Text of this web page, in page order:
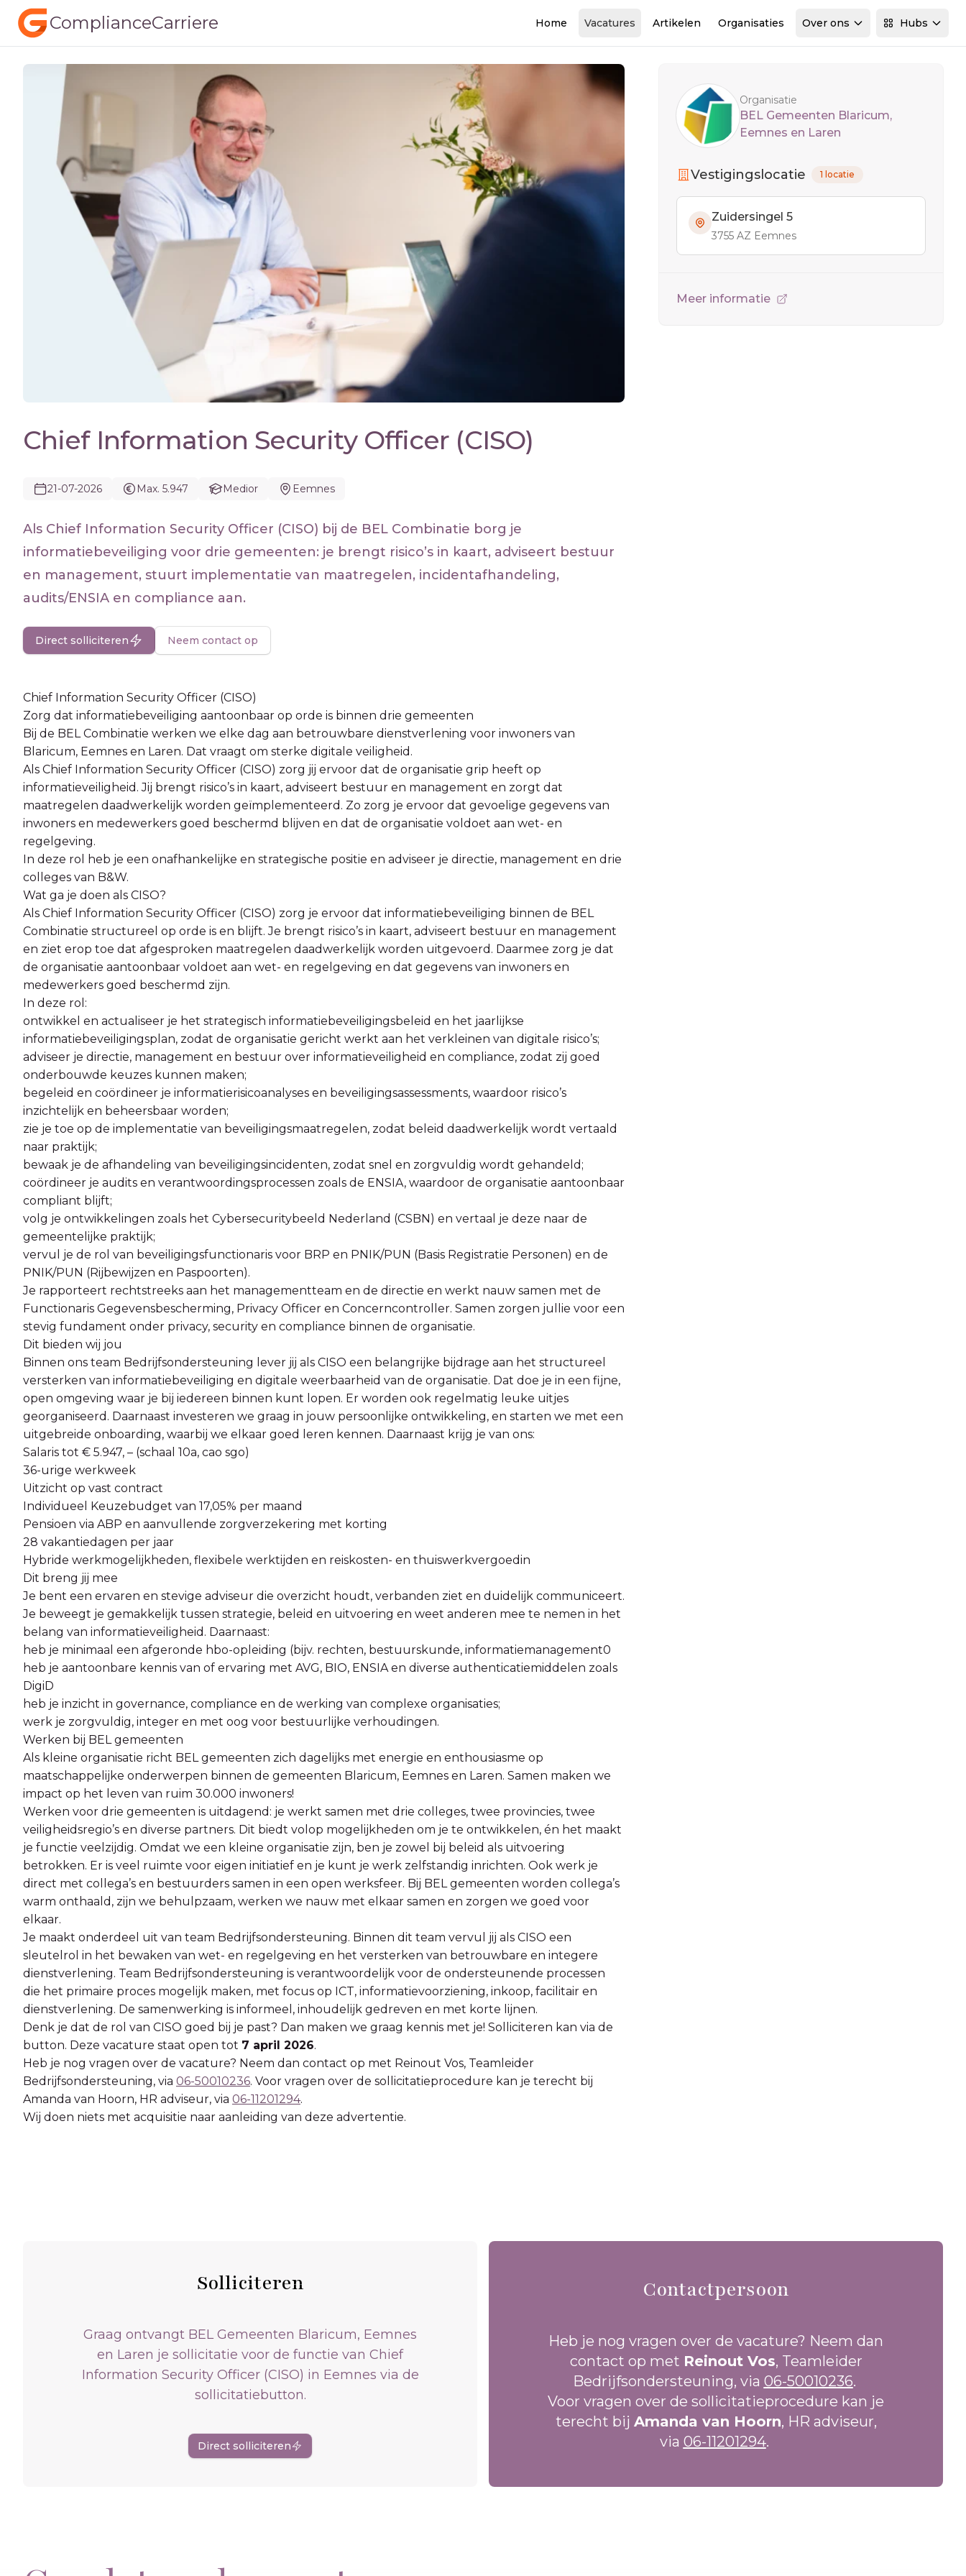
ComplianceCarriere Home Vacatures Artikelen Organisaties Over ons Hubs
Chief Information Security Officer (CISO)
21-07-2026 Max. 5.947 Medior Eemnes
Als Chief Information Security Officer (CISO) bij de BEL Combinatie borg je
informatiebeveiliging voor drie gemeenten: je brengt risico’s in kaart, adviseert bestuur
en management, stuurt implementatie van maatregelen, incidentafhandeling,
audits/ENSIA en compliance aan.
Direct solliciteren Neem contact op
Chief Information Security Officer (CISO)
Zorg dat informatiebeveiliging aantoonbaar op orde is binnen drie gemeenten
Bij de BEL Combinatie werken we elke dag aan betrouwbare dienstverlening voor inwoners van
Blaricum, Eemnes en Laren. Dat vraagt om sterke digitale veiligheid.
Als Chief Information Security Officer (CISO) zorg jij ervoor dat de organisatie grip heeft op
informatieveiligheid. Jij brengt risico’s in kaart, adviseert bestuur en management en zorgt dat
maatregelen daadwerkelijk worden geïmplementeerd. Zo zorg je ervoor dat gevoelige gegevens van
inwoners en medewerkers goed beschermd blijven en dat de organisatie voldoet aan wet- en
regelgeving.
In deze rol heb je een onafhankelijke en strategische positie en adviseer je directie, management en drie
colleges van B&W.
Wat ga je doen als CISO?
Als Chief Information Security Officer (CISO) zorg je ervoor dat informatiebeveiliging binnen de BEL
Combinatie structureel op orde is en blijft. Je brengt risico’s in kaart, adviseert bestuur en management
en ziet erop toe dat afgesproken maatregelen daadwerkelijk worden uitgevoerd. Daarmee zorg je dat
de organisatie aantoonbaar voldoet aan wet- en regelgeving en dat gegevens van inwoners en
medewerkers goed beschermd zijn.
In deze rol:
ontwikkel en actualiseer je het strategisch informatiebeveiligingsbeleid en het jaarlijkse
informatiebeveiligingsplan, zodat de organisatie gericht werkt aan het verkleinen van digitale risico’s;
adviseer je directie, management en bestuur over informatieveiligheid en compliance, zodat zij goed
onderbouwde keuzes kunnen maken;
begeleid en coördineer je informatierisicoanalyses en beveiligingsassessments, waardoor risico’s
inzichtelijk en beheersbaar worden;
zie je toe op de implementatie van beveiligingsmaatregelen, zodat beleid daadwerkelijk wordt vertaald
naar praktijk;
bewaak je de afhandeling van beveiligingsincidenten, zodat snel en zorgvuldig wordt gehandeld;
coördineer je audits en verantwoordingsprocessen zoals de ENSIA, waardoor de organisatie aantoonbaar
compliant blijft;
volg je ontwikkelingen zoals het Cybersecuritybeeld Nederland (CSBN) en vertaal je deze naar de
gemeentelijke praktijk;
vervul je de rol van beveiligingsfunctionaris voor BRP en PNIK/PUN (Basis Registratie Personen) en de
PNIK/PUN (Rijbewijzen en Paspoorten).
Je rapporteert rechtstreeks aan het managementteam en de directie en werkt nauw samen met de
Functionaris Gegevensbescherming, Privacy Officer en Concerncontroller. Samen zorgen jullie voor een
stevig fundament onder privacy, security en compliance binnen de organisatie.
Dit bieden wij jou
Binnen ons team Bedrijfsondersteuning lever jij als CISO een belangrijke bijdrage aan het structureel
versterken van informatiebeveiliging en digitale weerbaarheid van de organisatie. Dat doe je in een fijne,
open omgeving waar je bij iedereen binnen kunt lopen. Er worden ook regelmatig leuke uitjes
georganiseerd. Daarnaast investeren we graag in jouw persoonlijke ontwikkeling, en starten we met een
uitgebreide onboarding, waarbij we elkaar goed leren kennen. Daarnaast krijg je van ons:
Salaris tot € 5.947, – (schaal 10a, cao sgo)
36-urige werkweek
Uitzicht op vast contract
Individueel Keuzebudget van 17,05% per maand
Pensioen via ABP en aanvullende zorgverzekering met korting
28 vakantiedagen per jaar
Hybride werkmogelijkheden, flexibele werktijden en reiskosten- en thuiswerkvergoedin
Dit breng jij mee
Je bent een ervaren en stevige adviseur die overzicht houdt, verbanden ziet en duidelijk communiceert.
Je beweegt je gemakkelijk tussen strategie, beleid en uitvoering en weet anderen mee te nemen in het
belang van informatieveiligheid. Daarnaast:
heb je minimaal een afgeronde hbo-opleiding (bijv. rechten, bestuurskunde, informatiemanagement0
heb je aantoonbare kennis van of ervaring met AVG, BIO, ENSIA en diverse authenticatiemiddelen zoals
DigiD
heb je inzicht in governance, compliance en de werking van complexe organisaties;
werk je zorgvuldig, integer en met oog voor bestuurlijke verhoudingen.
Werken bij BEL gemeenten
Als kleine organisatie richt BEL gemeenten zich dagelijks met energie en enthousiasme op
maatschappelijke onderwerpen binnen de gemeenten Blaricum, Eemnes en Laren. Samen maken we
impact op het leven van ruim 30.000 inwoners!
Werken voor drie gemeenten is uitdagend: je werkt samen met drie colleges, twee provincies, twee
veiligheidsregio’s en diverse partners. Dit biedt volop mogelijkheden om je te ontwikkelen, én het maakt
je functie veelzijdig. Omdat we een kleine organisatie zijn, ben je zowel bij beleid als uitvoering
betrokken. Er is veel ruimte voor eigen initiatief en je kunt je werk zelfstandig inrichten. Ook werk je
direct met collega’s en bestuurders samen in een open werksfeer. Bij BEL gemeenten worden collega’s
warm onthaald, zijn we behulpzaam, werken we nauw met elkaar samen en zorgen we goed voor
elkaar.
Je maakt onderdeel uit van team Bedrijfsondersteuning. Binnen dit team vervul jij als CISO een
sleutelrol in het bewaken van wet- en regelgeving en het versterken van betrouwbare en integere
dienstverlening. Team Bedrijfsondersteuning is verantwoordelijk voor de ondersteunende processen
die het primaire proces mogelijk maken, met focus op ICT, informatievoorziening, inkoop, facilitair en
dienstverlening. De samenwerking is informeel, inhoudelijk gedreven en met korte lijnen.
Denk je dat de rol van CISO goed bij je past? Dan maken we graag kennis met je! Solliciteren kan via de
button. Deze vacature staat open tot 7 april 2026.
Heb je nog vragen over de vacature? Neem dan contact op met Reinout Vos, Teamleider
Bedrijfsondersteuning, via 06-50010236. Voor vragen over de sollicitatieprocedure kan je terecht bij
Amanda van Hoorn, HR adviseur, via 06-11201294.
Wij doen niets met acquisitie naar aanleiding van deze advertentie.
Organisatie
BEL Gemeenten Blaricum,
Eemnes en Laren
Vestigingslocatie 1 locatie
Zuidersingel 5
3755 AZ Eemnes
Meer informatie
Solliciteren
Graag ontvangt BEL Gemeenten Blaricum, Eemnes
en Laren je sollicitatie voor de functie van Chief
Information Security Officer (CISO) in Eemnes via de
sollicitatiebutton.
Direct solliciteren
Contactpersoon
Heb je nog vragen over de vacature? Neem dan
contact op met Reinout Vos, Teamleider
Bedrijfsondersteuning, via 06-50010236.
Voor vragen over de sollicitatieprocedure kan je
terecht bij Amanda van Hoorn, HR adviseur,
via 06-11201294.